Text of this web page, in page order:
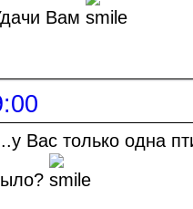
Вам
Вас только одна